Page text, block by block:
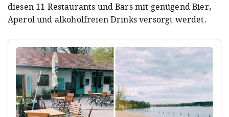
diesen 11 Restaurants und Bars mit genügend Bier,
Aperol und alkoholfreien Drinks versorgt werdet.